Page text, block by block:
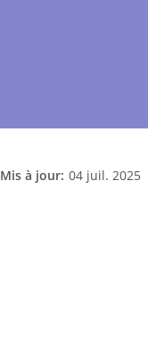
Mis à jour: 04 juil. 2025